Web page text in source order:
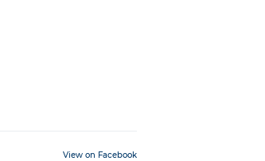
View on Facebook